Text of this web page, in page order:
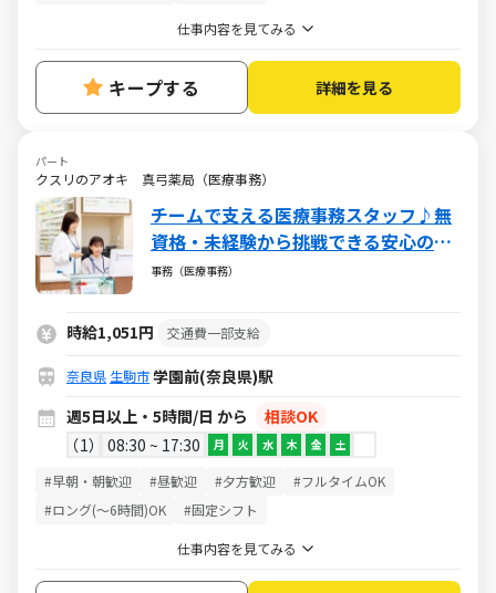
仕事内容を見てみる
キープする 詳細を見る
パート
クスリのアオキ 真弓薬局（医療事務）
チームで支える医療事務スタッフ♪無
資格・未経験から挑戦できる安心の環
境／週5日・1日5h～・日祝休み
事務（医療事務）
時給1,051円 交通費一部支給
奈良県 生駒市学園前(奈良県)駅
週5日以上・5時間/日 から
相談OK
1
08:30 ~ 17:30 月 火 水 木 金 土
#早朝・朝歓迎 #昼歓迎 #夕方歓迎
#フルタイムOK
#ロング(～6時間)OK
#固定シフト
仕事内容を見てみる